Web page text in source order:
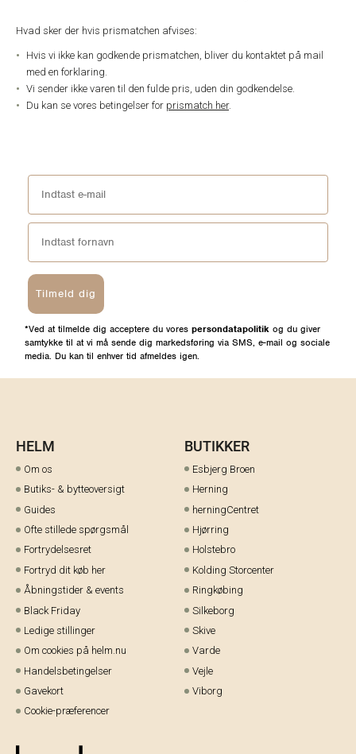
Hvad sker der hvis prismatchen afvises:
Hvis vi ikke kan godkende prismatchen, bliver du kontaktet på mail
med en forklaring.
Vi sender ikke varen til den fulde pris, uden din godkendelse.
Du kan se vores betingelser for prismatch her.
Tilmeld dig
*Ved at tilmelde dig acceptere du vores persondatapolitik og du giver
samtykke til at vi må sende dig markedsføring via SMS, e-mail og sociale
media. Du kan til enhver tid afmeldes igen.
HELM
Om os
Butiks- & bytteoversigt
Guides
Ofte stillede spørgsmål
Fortrydelsesret
Fortryd dit køb her
Åbningstider & events
Black Friday
Ledige stillinger
Om cookies på helm.nu
Handelsbetingelser
Gavekort
Cookie-præferencer
BUTIKKER
Esbjerg Broen
Herning
herningCentret
Hjørring
Holstebro
Kolding Storcenter
Ringkøbing
Silkeborg
Skive
Varde
Vejle
Viborg